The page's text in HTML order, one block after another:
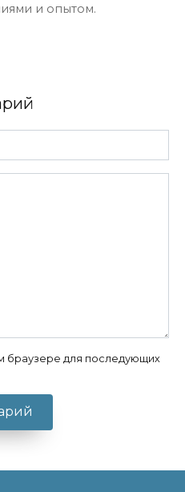
и опытом.
браузере для последующих